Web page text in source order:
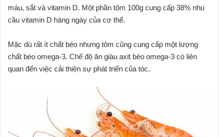
máu, sắt và vitamin D. Một phần tôm 100g cung cấp 38% nhu
cầu vitamin D hàng ngày của cơ thể.
Mặc dù rất ít chất béo nhưng tôm cũng cung cấp một lượng
chất béo omega-3. Chế độ ăn giàu axit béo omega-3 có liên
quan đến việc cải thiện sự phát triển của tóc.